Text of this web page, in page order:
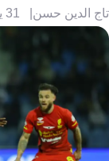
تاج الدين حسن 31 يناير 2026